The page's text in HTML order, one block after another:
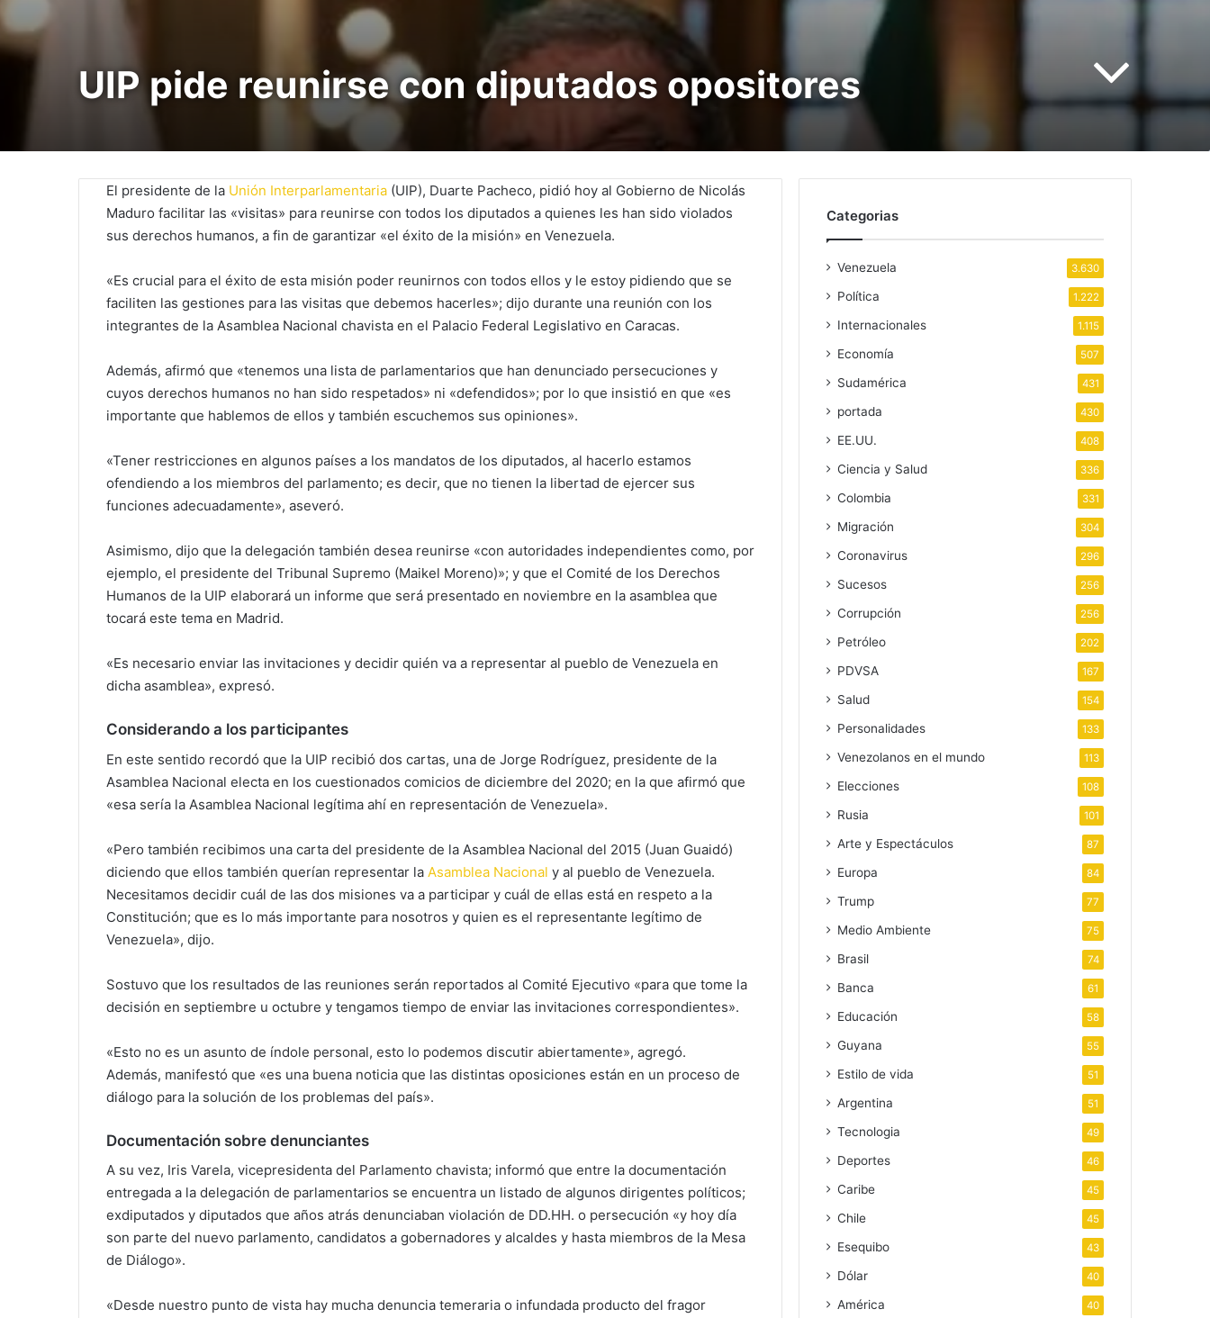
UIP pide reunirse con diputados opositores
El presidente de la Unión Interparlamentaria (UIP), Duarte Pacheco, pidió hoy al Gobierno de Nicolás
Maduro facilitar las «visitas» para reunirse con todos los diputados a quienes les han sido violados
sus derechos humanos, a fin de garantizar «el éxito de la misión» en Venezuela.
«Es crucial para el éxito de esta misión poder reunirnos con todos ellos y le estoy pidiendo que se
faciliten las gestiones para las visitas que debemos hacerles»; dijo durante una reunión con los
integrantes de la Asamblea Nacional chavista en el Palacio Federal Legislativo en Caracas.
Además, afirmó que «tenemos una lista de parlamentarios que han denunciado persecuciones y
cuyos derechos humanos no han sido respetados» ni «defendidos»; por lo que insistió en que «es
importante que hablemos de ellos y también escuchemos sus opiniones».
«Tener restricciones en algunos países a los mandatos de los diputados, al hacerlo estamos
ofendiendo a los miembros del parlamento; es decir, que no tienen la libertad de ejercer sus
funciones adecuadamente», aseveró.
Asimismo, dijo que la delegación también desea reunirse «con autoridades independientes como, por
ejemplo, el presidente del Tribunal Supremo (Maikel Moreno)»; y que el Comité de los Derechos
Humanos de la UIP elaborará un informe que será presentado en noviembre en la asamblea que
tocará este tema en Madrid.
«Es necesario enviar las invitaciones y decidir quién va a representar al pueblo de Venezuela en
dicha asamblea», expresó.
Considerando a los participantes
En este sentido recordó que la UIP recibió dos cartas, una de Jorge Rodríguez, presidente de la
Asamblea Nacional electa en los cuestionados comicios de diciembre del 2020; en la que afirmó que
«esa sería la Asamblea Nacional legítima ahí en representación de Venezuela».
«Pero también recibimos una carta del presidente de la Asamblea Nacional del 2015 (Juan Guaidó)
diciendo que ellos también querían representar la Asamblea Nacional y al pueblo de Venezuela.
Necesitamos decidir cuál de las dos misiones va a participar y cuál de ellas está en respeto a la
Constitución; que es lo más importante para nosotros y quien es el representante legítimo de
Venezuela», dijo.
Sostuvo que los resultados de las reuniones serán reportados al Comité Ejecutivo «para que tome la
decisión en septiembre u octubre y tengamos tiempo de enviar las invitaciones correspondientes».
«Esto no es un asunto de índole personal, esto lo podemos discutir abiertamente», agregó.
Además, manifestó que «es una buena noticia que las distintas oposiciones están en un proceso de
diálogo para la solución de los problemas del país».
Documentación sobre denunciantes
A su vez, Iris Varela, vicepresidenta del Parlamento chavista; informó que entre la documentación
entregada a la delegación de parlamentarios se encuentra un listado de algunos dirigentes políticos;
exdiputados y diputados que años atrás denunciaban violación de DD.HH. o persecución «y hoy día
son parte del nuevo parlamento, candidatos a gobernadores y alcaldes y hasta miembros de la Mesa
de Diálogo».
«Desde nuestro punto de vista hay mucha denuncia temeraria o infundada producto del fragor
Categorias
Venezuela 3.630
Política 1.222
Internacionales 1.115
Economía 507
Sudamérica 431
portada 430
EE.UU. 408
Ciencia y Salud 336
Colombia 331
Migración 304
Coronavirus 296
Sucesos 256
Corrupción 256
Petróleo 202
PDVSA 167
Salud 154
Personalidades 133
Venezolanos en el mundo 113
Elecciones 108
Rusia 101
Arte y Espectáculos 87
Europa 84
Trump 77
Medio Ambiente 75
Brasil 74
Banca 61
Educación 58
Guyana 55
Estilo de vida 51
Argentina 51
Tecnologia 49
Deportes 46
Caribe 45
Chile 45
Esequibo 43
Dólar 40
América 40